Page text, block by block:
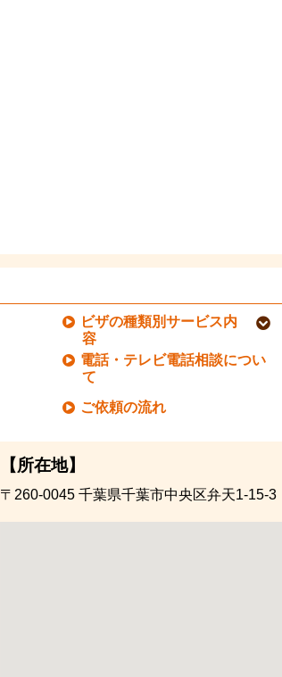
ビザの種類別サービス内
容
電話・テレビ電話相談につい
て
ご依頼の流れ
【所在地】
〒260-0045千葉県千葉市中央区弁天1-15-3